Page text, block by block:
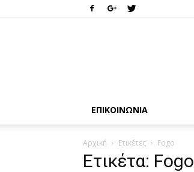
ΕΠΙΚΟΙΝΩΝΊΑ
Αρχική Ετικέτες Fogo
Ετικέτα: Fogo